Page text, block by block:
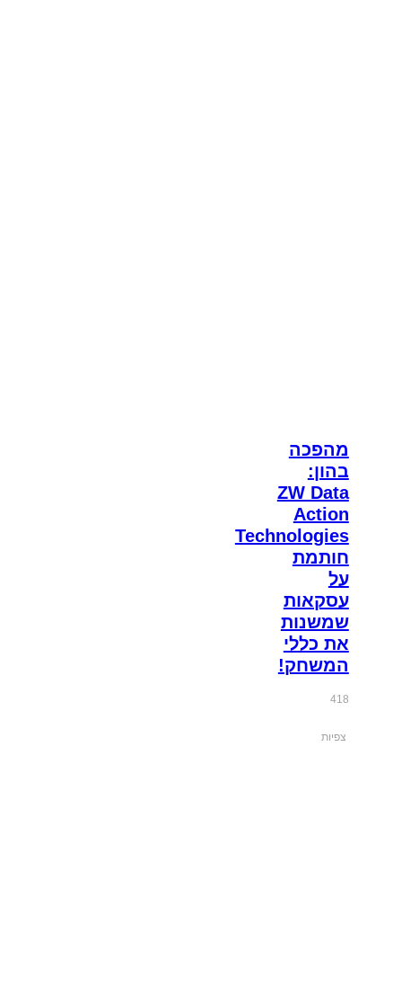
מהפכה
בהון:
ZW Data
Action
Technologies
חותמת
על
עסקאות
שמשנות
את כללי
המשחק!
418
צפיות